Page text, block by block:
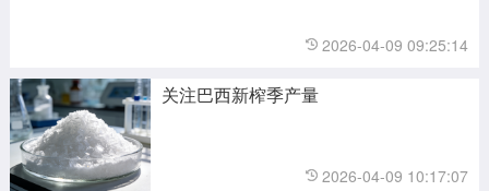
2026-04-09 09:25:14
关注巴西新榨季产量
2026-04-09 10:17:07